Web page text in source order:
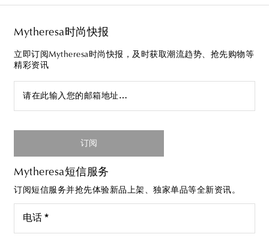
Mytheresa时尚快报
立即订阅Mytheresa时尚快报，及时获取潮流趋势、抢先购物等
精彩资讯
请在此输入您的邮箱地址…
订阅
Mytheresa短信服务
订阅短信服务并抢先体验新品上架、独家单品等全新资讯。
电话 *